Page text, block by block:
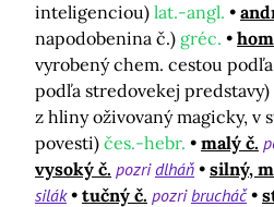
inteligenciou) lat.-angl.
napodobenina č.) gréc.
vyrobený chem. cestou
podľa stredovekej predstavy)
z hliny oživovaný magicky, v
povesti) čes.-hebr. malý č.
vysoký č. pozridlháň silný,
silák
tučný č. pozribrucháč